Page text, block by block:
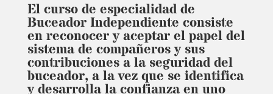
El curso de especialidad de
Buceador Independiente consiste
en reconocer y aceptar el papel del
sistema de compañeros y sus
contribuciones a la seguridad del
buceador, a la vez que se identifica
y desarrolla la confianza en uno